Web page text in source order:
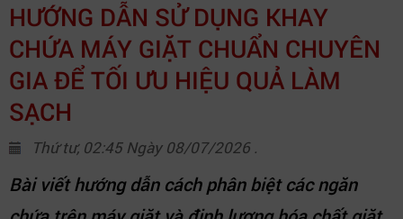
HƯỚNG DẪN SỬ DỤNG KHAY
CHỨA MÁY GIẶT CHUẨN CHUYÊN
GIA ĐỂ TỐI ƯU HIỆU QUẢ LÀM
SẠCH
Thứ tư, 02:45 Ngày 08/07/2026 .
Bài viết hướng dẫn cách phân biệt các ngăn